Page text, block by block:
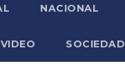
NACIONAL
VIDEO SOCIEDAD